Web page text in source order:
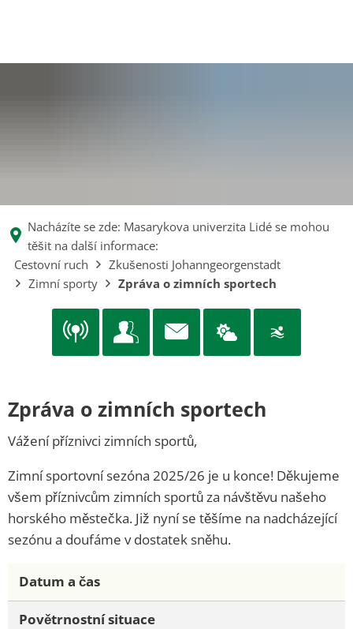
Nacházíte se zde: Masarykova univerzita Lidé se mohou
těšit na další informace:
Cestovní ruch
Zkušenosti Johanngeorgenstadt
Zimní sporty
Zpráva o zimních sportech
Zpráva
o
zimních
sportech
Zpráva o zimních sportech
Vážení příznivci zimních sportů,
Zimní sportovní sezóna 2025/26 je u konce! Děkujeme
všem příznivcům zimních sportů za návštěvu našeho
horského městečka. Již nyní se těšíme na nadcházející
sezónu a doufáme v dostatek sněhu.
Datum a čas
Povětrnostní situace